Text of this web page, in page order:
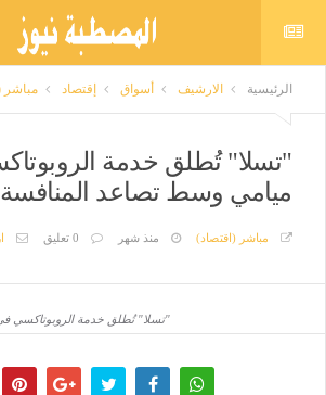
الرئيسية الارشيف أسواق إقتصاد مباشر
"تسلا" تُطلق خدمة
ميامي وسط تصاعد المنافسة
مباشر (اقتصاد) منذ شهر 0 تعليق
"تسلا" تُطلق خدمة الروبوتاكسي